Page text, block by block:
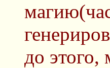
до этого,